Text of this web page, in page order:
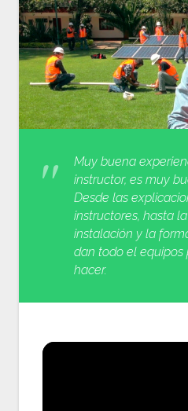
Muy buena
instructor, es muy
Desde las
instructores, hasta
instalación y la
dan todo el equipos
hacer.